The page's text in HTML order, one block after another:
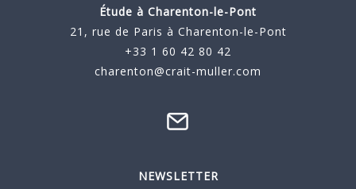
Étude à Charenton-le-Pont
21, rue de Paris à Charenton-le-Pont
+33 1 60 42 80 42
charenton@crait-muller.com
NEWSLETTER